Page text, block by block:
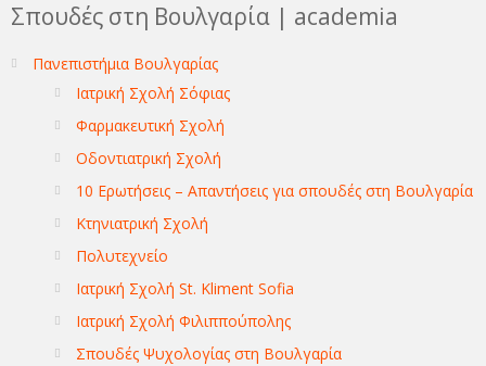
Σπουδές στη Βουλγαρία | academia
Πανεπιστήμια Βουλγαρίας
Ιατρική Σχολή Σόφιας
Φαρμακευτική Σχολή
Οδοντιατρική Σχολή
10 Ερωτήσεις – Απαντήσεις για σπουδές στη Βουλγαρία
Κτηνιατρική Σχολή
Πολυτεχνείο
Ιατρική Σχολή St. Kliment Sofia
Ιατρική Σχολή Φιλιππούπολης
Σπουδές Ψυχολογίας στη Βουλγαρία